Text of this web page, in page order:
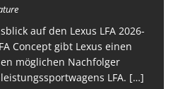
auf den Lexus LFA 2026-
Concept gibt Lexus einen
möglichen Nachfolger
LFA. […]